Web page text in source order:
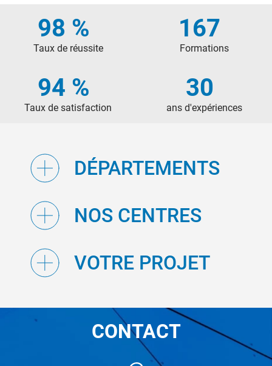
98 %
Taux de réussite
167
Formations
94 %
Taux de satisfaction
30
ans d'expériences
DÉPARTEMENTS
NOS CENTRES
VOTRE PROJET
CONTACT